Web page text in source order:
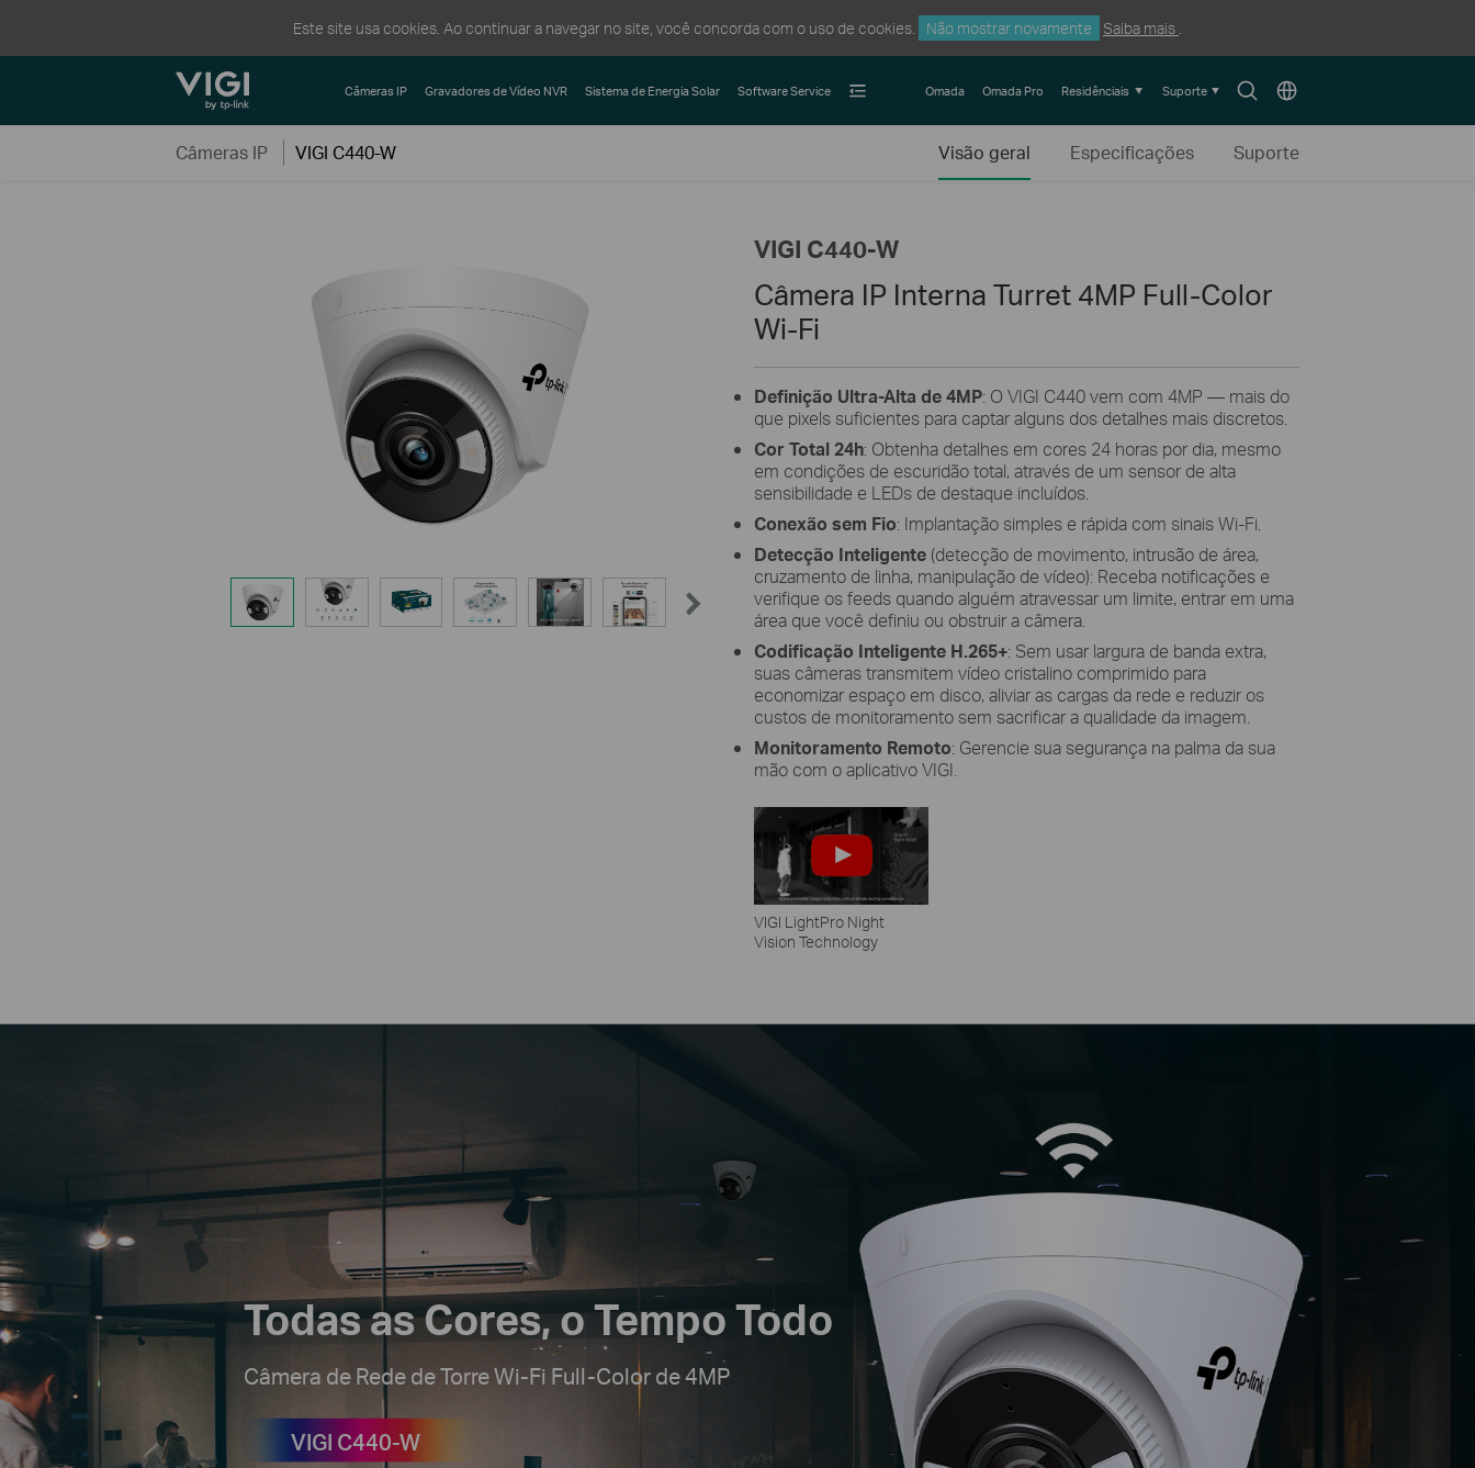
Este site usa cookies. Ao continuar a navegar no site, você concorda com o uso de cookies. Não mostrar novamente Saiba mais
TP-Link, Reliably Smart
SearchChoose
Câmeras IP Gravadores de Vídeo NVR Sistema de Energia Solar Software Service Omada Omada Pro Residênciais Suporte
Câmeras IP VIGI C440-W Visão geral Especificações Suporte
VIGI C440-W
Câmera IP Interna Turret 4MP Full-Color
Wi-Fi
Definição Ultra-Alta de 4MP: O VIGI C440 vem com 4MP — mais do
que pixels suficientes para captar alguns dos detalhes mais discretos.
Cor Total 24h: Obtenha detalhes em cores 24 horas por dia, mesmo
em condições de escuridão total, através de um sensor de alta
sensibilidade e LEDs de destaque incluídos.
Conexão sem Fio: Implantação simples e rápida com sinais Wi-Fi.
Detecção Inteligente (detecção de movimento, intrusão de área,
cruzamento de linha, manipulação de vídeo): Receba notificações e
verifique os feeds quando alguém atravessar um limite, entrar em uma
área que você definiu ou obstruir a câmera.
Codificação Inteligente H.265+: Sem usar largura de banda extra,
suas câmeras transmitem vídeo cristalino comprimido para
economizar espaço em disco, aliviar as cargas da rede e reduzir os
custos de monitoramento sem sacrificar a qualidade da imagem.
Monitoramento Remoto: Gerencie sua segurança na palma da sua
mão com o aplicativo VIGI.
VIGI LightPro Night
Vision Technology
Todas as Cores, o Tempo Todo
Câmera de Rede de Torre Wi-Fi Full-Color de 4MP
VIGI C440-W